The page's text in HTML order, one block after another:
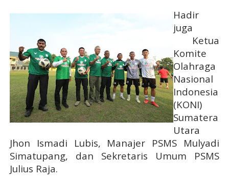
Hadir
juga
Ketua
Komite
Olahraga
Nasional
Indonesia
(KONI)
Sumatera
Utara
Jhon Ismadi Lubis, Manajer PSMS Mulyadi
Simatupang, dan Sekretaris Umum PSMS
Julius Raja.